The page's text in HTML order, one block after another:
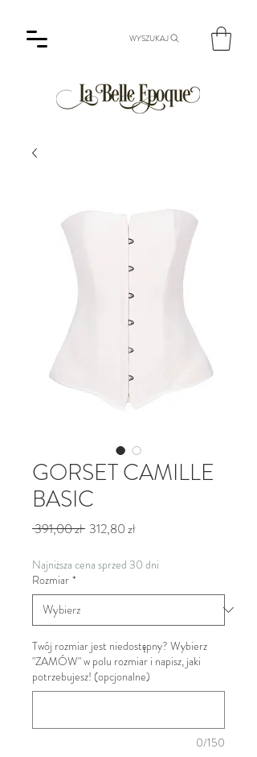
WYSZUKAJ
GORSET CAMILLE
BASIC
391,00 zł Regularna
312,80 złCena
Najniższa cena sprzed 30 dni
Rozmiar *
Twój rozmiar jest niedostępny? Wybierz
"ZAMÓW" w polu rozmiar i napisz, jaki
potrzebujesz! (opcjonalne)
0/150